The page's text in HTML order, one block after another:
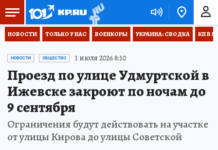
НОВОСТИ ТОЛЬКО У НАС ВОЕНКОРЫ УКРАИНА: СВОДКА КП В
НОВОСТИ ОБЩЕСТВО 1 июля 2026 8:10
Проезд по улице Удмуртской в
Ижевске закроют по ночам до
9 сентября
Ограничения будут действовать на участке
от улицы Кирова до улицы Советской